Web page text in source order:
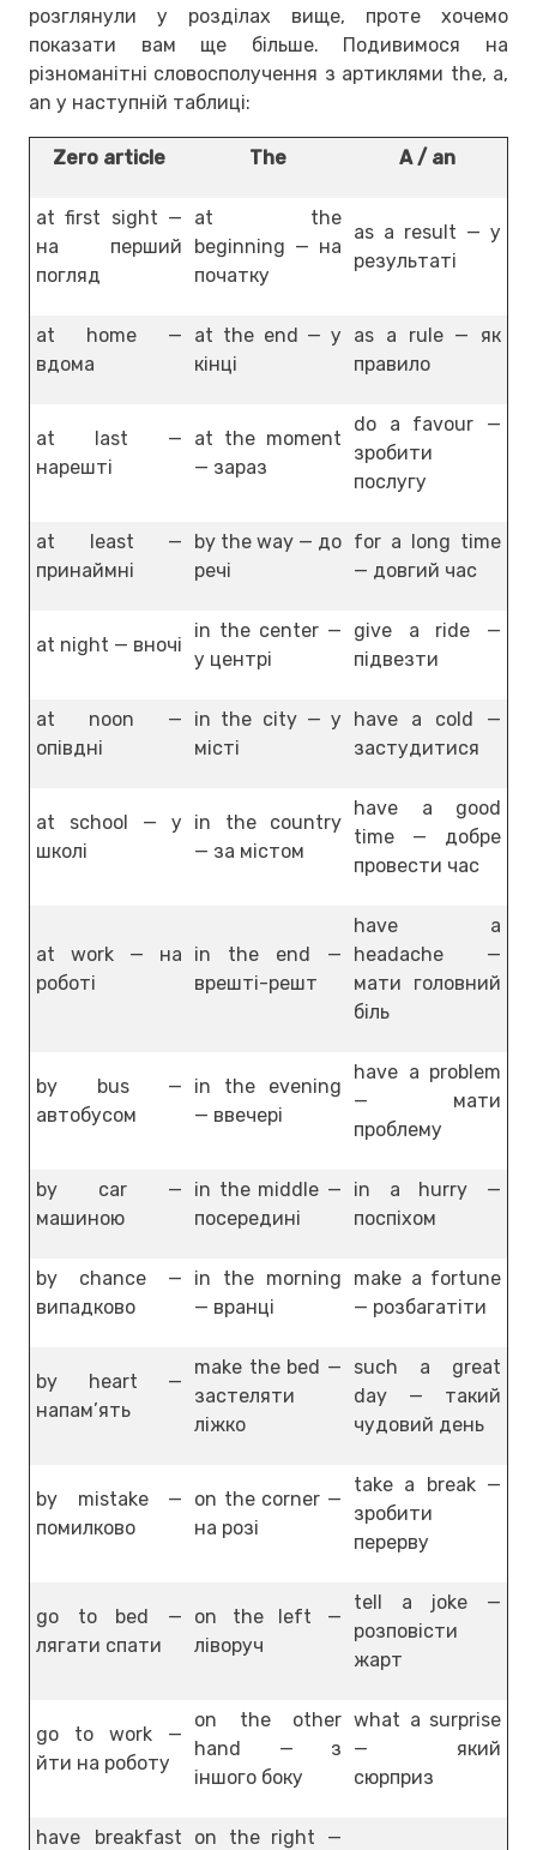
розглянули у розділах вище, проте хочемо
показати вам ще більше. Подивимося на
різноманітні словосполучення з артиклями the, a,
an у наступній таблиці:
Zero article The A / an
at first sight —
на перший
погляд
at the
beginning — на
початку
as a result — у
результаті
at home —
вдома
at the end — у
кінці
as a rule — як
правило
at last —
нарешті
at the moment
— зараз
do a favour —
зробити
послугу
at least —
принаймні
by the way — до
речі
for a long time
— довгий час
at night — вночі
in the center —
у центрі
give a ride —
підвезти
at noon —
опівдні
in the city — у
місті
have a cold —
застудитися
at school — у
школі
in the country
— за містом
have a good
time — добре
провести час
at work — на
роботі
in the end —
врешті-решт
have a
headache —
мати головний
біль
by bus —
автобусом
in the evening
— ввечері
have a problem
— мати
проблему
by car —
машиною
in the middle —
посередині
in a hurry —
поспіхом
by chance —
випадково
in the morning
— вранці
make a fortune
— розбагатіти
by heart —
напам’ять
make the bed —
застеляти
ліжко
such a great
day — такий
чудовий день
by mistake —
помилково
on the corner —
на розі
take a break —
зробити
перерву
go to bed —
лягати спати
on the left —
ліворуч
tell a joke —
розповісти
жарт
go to work —
йти на роботу
on the other
hand — з
іншого боку
what a surprise
— який
сюрприз
have breakfast
on the right —